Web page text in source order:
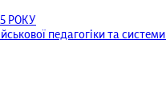
РОКУ
педагогіки та